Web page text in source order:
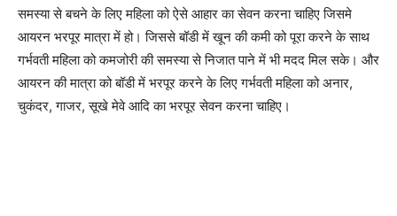
समस्या से बचने के लिए महिला को ऐसे आहार का सेवन करना चाहिए जिसमे
आयरन भरपूर मात्रा में हो। जिससे बॉडी में खून की कमी को पूरा करने के साथ
गर्भवती महिला को कमजोरी की समस्या से निजात पाने में भी मदद मिल सके। और
आयरन की मात्रा को बॉडी में भरपूर करने के लिए गर्भवती महिला को अनार,
चुकंदर, गाजर, सूखे मेवे आदि का भरपूर सेवन करना चाहिए।